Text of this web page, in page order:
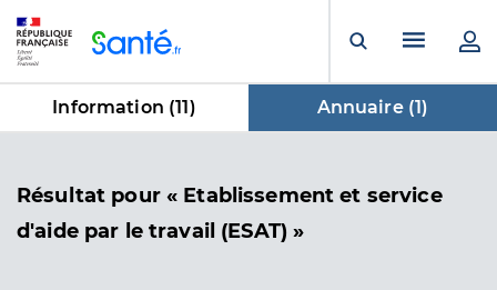
Ouvrir laMenu
Information (11) Annuaire (1)
Résultat dans Annuaire
pour « Etablissement et service
d'aide par le travail (ESAT) »